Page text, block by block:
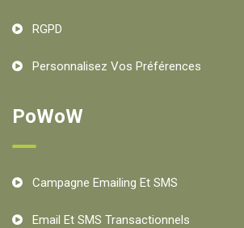
RGPD
Personnalisez Vos Préférences
PoWoW
Campagne Emailing Et SMS
Email Et SMS Transactionnels